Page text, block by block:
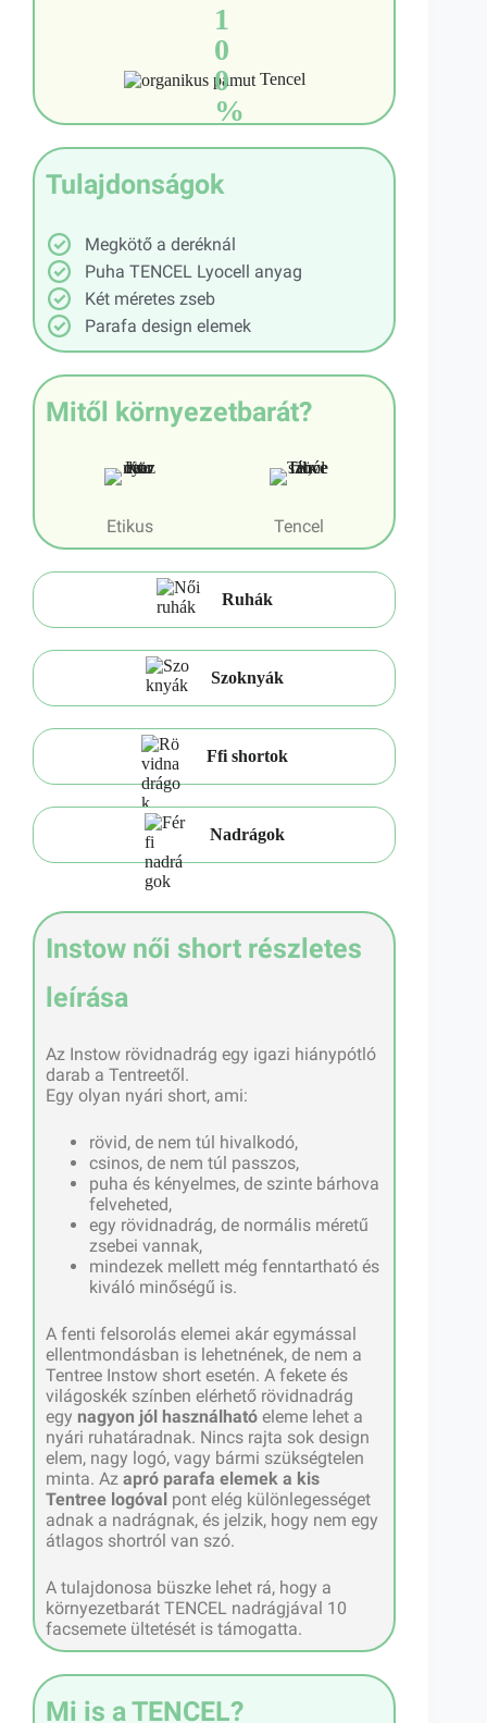
1
0
0
%
Tencel
Tulajdonságok
Megkötő a deréknál
Puha TENCEL Lyocell anyag
Két méretes zseb
Parafa design elemek
Mitől környezetbarát?
Etikus Tencel
Ruhák
Szoknyák
Ffi shortok
Nadrágok
Instow női short részletes
leírása
Az Instow rövidnadrág egy igazi hiánypótló
darab a Tentreetől.
Egy olyan nyári short, ami:
rövid, de nem túl hivalkodó,
csinos, de nem túl passzos,
puha és kényelmes, de szinte bárhova
felveheted,
egy rövidnadrág, de normális méretű
zsebei vannak,
mindezek mellett még fenntartható és
kiváló minőségű is.
A fenti felsorolás elemei akár egymással
ellentmondásban is lehetnének, de nem a
Tentree Instow short esetén. A fekete és
világoskék színben elérhető rövidnadrág
egy nagyon jól használható eleme lehet a
nyári ruhatáradnak. Nincs rajta sok design
elem, nagy logó, vagy bármi szükségtelen
minta. Az apró parafa elemek a kis
Tentree logóval pont elég különlegességet
adnak a nadrágnak, és jelzik, hogy nem egy
átlagos shortról van szó.
A tulajdonosa büszke lehet rá, hogy a
környezetbarát TENCEL nadrágjával 10
facsemete ültetését is támogatta.
Mi is a TENCEL?